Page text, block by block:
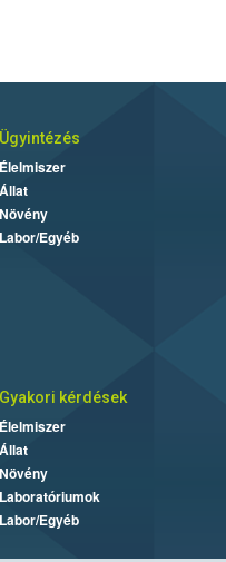
Ügyintézés
Élelmiszer
Állat
Növény
Labor/Egyéb
Gyakori kérdések
Élelmiszer
Állat
Növény
Laboratóriumok
Labor/Egyéb